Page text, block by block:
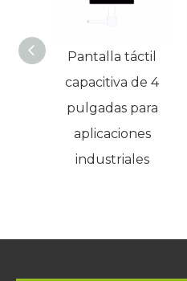
médicos
Pantalla táctil
capacitiva de 4
pulgadas para
aplicaciones
industriales